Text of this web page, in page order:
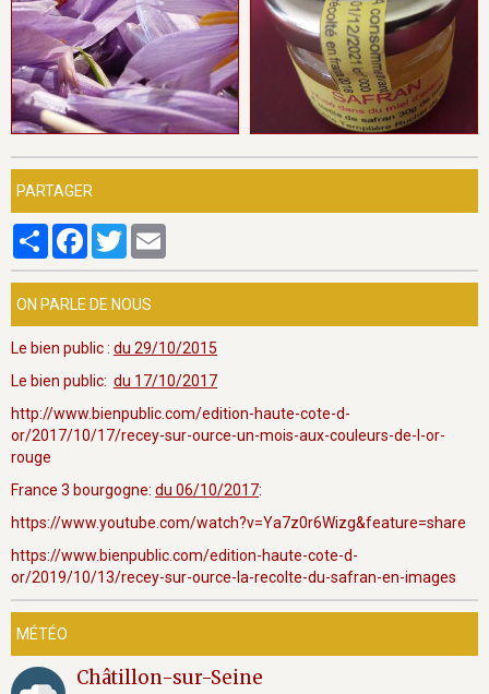
PARTAGER
PartagerFacebook
Twitter
ON PARLE DE NOUS
Le bien public : du 29/10/2015
Le bien public: du 17/10/2017
http://www.bienpublic.com/edition-haute-cote-d-
or/2017/10/17/recey-sur-ource-un-mois-aux-couleurs-de-l-or-
rouge
France 3 bourgogne: du 06/10/2017:
https://www.youtube.com/watch?v=Ya7z0r6Wizg&feature=share
https://www.bienpublic.com/edition-haute-cote-d-
or/2019/10/13/recey-sur-ource-la-recolte-du-safran-en-images
MÉTÉO
Châtillon-sur-Seine